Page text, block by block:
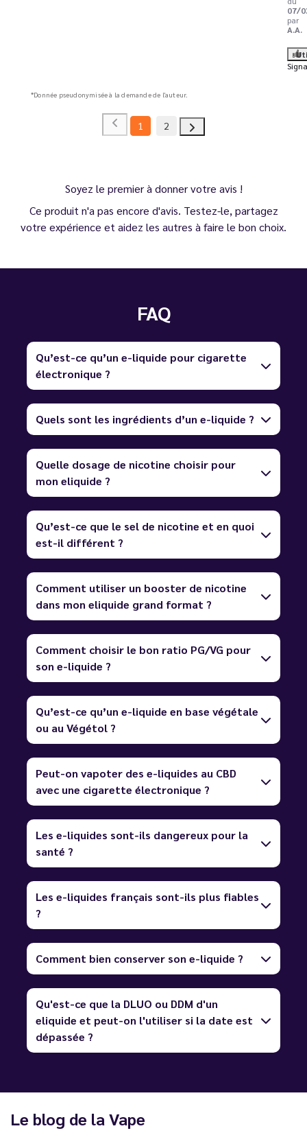
07/
par
A.A.
*Donnée pseudonymisée à la demande de l'auteur.
1 2
Soyez le premier à donner votre avis !
Ce produit n'a pas encore d'avis. Testez-le, partagez
votre expérience et aidez les autres à faire le bon choix.
FAQ
Qu’est-ce qu’un e-liquide pour cigarette
électronique ?
Quels sont les ingrédients d’un e-liquide ?
Quelle dosage de nicotine choisir pour
mon eliquide ?
Qu’est-ce que le sel de nicotine et en quoi
est-il différent ?
Comment utiliser un booster de nicotine
dans mon eliquide grand format ?
Comment choisir le bon ratio PG/VG pour
son e-liquide ?
Qu’est-ce qu’un e-liquide en base végétale
ou au Végétol ?
Peut-on vapoter des e-liquides au CBD
avec une cigarette électronique ?
Les e-liquides sont-ils dangereux pour la
santé ?
Les e-liquides français sont-ils plus fiables
?
Comment bien conserver son e-liquide ?
Qu'est-ce que la DLUO ou DDM d'un
eliquide et peut-on l'utiliser si la date est
dépassée ?
Le blog de la Vape